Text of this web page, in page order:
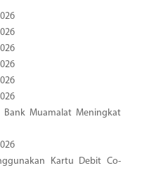
Bank Muamalat Meningkat
Kartu Debit Co-